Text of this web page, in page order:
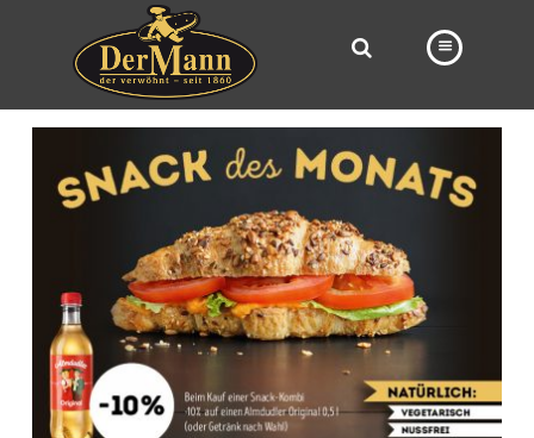
PRODUKTE
FILIALEN
BÄCKEREI
BROTWAY
VORBESTELLUNG
KARRIERE